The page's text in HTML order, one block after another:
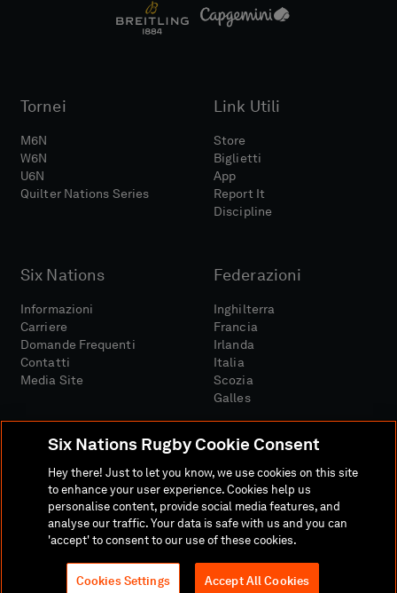
Tornei
M6N
W6N
U6N
Quilter Nations Series
Link Utili
Store
Biglietti
App
Report It
Discipline
Six Nations
Informazioni
Carriere
Domande Frequenti
Contatti
Media Site
Federazioni
Inghilterra
Francia
Irlanda
Italia
Scozia
Galles
Sito MediaTermini E Condizioni
Politica Sulla RiservatezzaInformativa Sui Cookie
Politica Sociale E Digitale
Six Nations Rugby Cookie Consent
Hey there! Just to let you know, we use cookies on this site
to enhance your user experience. Cookies help us
personalise content, provide social media features, and
analyse our traffic. Your data is safe with us and you can
'accept' to consent to our use of these cookies.
Cookies Settings Accept All Cookies